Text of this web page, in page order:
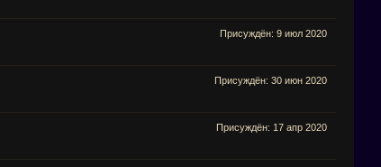
Присуждён: 9 июл 2020
Присуждён: 30 июн 2020
Присуждён: 17 апр 2020